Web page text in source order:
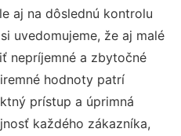
aj na dôslednú kontrolu
uvedomujeme, že aj malé
nepríjemné a zbytočné
hodnoty patrí
prístup a úprimná
každého zákazníka,